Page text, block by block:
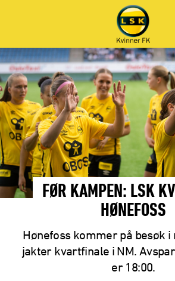
FØR KAMPEN: LSK
HØNEFOSS
Hønefoss kommer på besøk i
jakter kvartfinale i NM.
er 18:00.